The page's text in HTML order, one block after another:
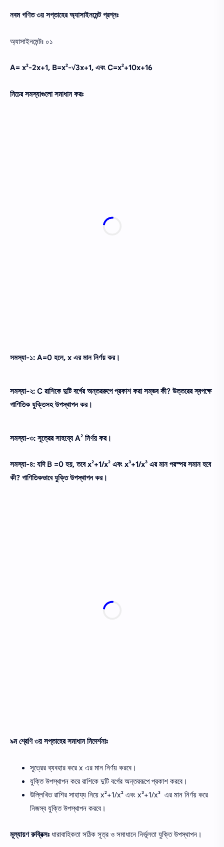
নবম গণিত ৩য় সপ্তাহের অ্যাসাইনমেন্ট প্রশ্নঃ
অ্যাসাইনমেন্টঃ ০১
A= x²-2x+1, B=x²-√3x+1, এবং C=x²+10x+16
নিচের সমস্যাগুলো সমাধান করঃ
সমস্যা-১: A=0 হলে, x এর মান নির্ণয় কর।
সমস্যা-২: C রাশিকে দুটি বর্গের অন্তররুপে প্রকাশ করা সম্ভব কী? উত্তরের স্বপক্ষে
গাণিতিক যুক্তিসহ উপস্থাপন কর।
সমস্যা-৩: সূত্রের সাহয্যে A² নির্ণয় কর।
সমস্যা-৪: যদি B =0 হয়, তবে x²+1/x² এবং x³+1/x³ এর মান পরস্পর সমান হবে
কী? গাণিতিকভাবে যুক্তি উপস্থাপন কর।
৯ম শ্রেণি ৩য় সপ্তাহের সমাধান নিদের্শনাঃ
সূত্রের ব্যবহার করে x এর মান নির্ণয় করবে।
যুক্তি উপস্থাপন করে রাশিকে দুটি বর্গের অন্তররূপে প্রকাশ করবে।
উল্লিখিত রাশির সাহায্য নিয়ে x²+1/x² এবং x³+1/x³ এর মান নির্ণয় করে
নিজস্ব যুক্তি উপস্থাপন করবে।
মূল্যায়ণ রুব্রিক্সঃ ধারাবাহিকতা সঠিক সূত্র ও সমাধানে নির্ভূলতা যুক্তি উপস্থাপন।